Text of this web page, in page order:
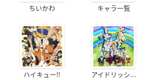
ちいかわ キャラ一覧
ハイキュー!! アイドリッシ...